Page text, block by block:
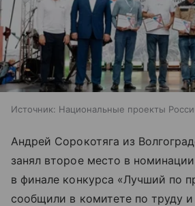
Источник: Национальные проекты
Андрей Сорокотяга из
занял второе место в
в финале конкурса «Лучший по
сообщили в комитете по труду и